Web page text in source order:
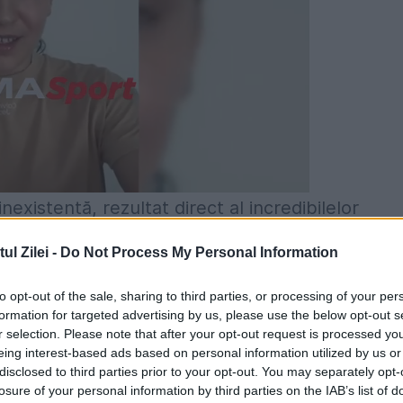
Zilei - Do Not Process My Personal Information
opt-out of the sale, sharing to third parties, or processing of your
for targeted advertising by us, please use the below opt-out
selection. Please note that after your opt-out request is processed
interest-based ads based on personal information utilized by us
to third parties prior to your opt-out. You may separately
of your personal information by third parties on the IAB’s list of
rezultat direct al incredibilelor
din 5 iunie 2016 rămîn de o importanţă
chiar pentru soarta democraţiei în acestă
preocuparea Puterii Protectoare America de
felul de experimente de laborator.
electorală nu începuse oficial, îmi